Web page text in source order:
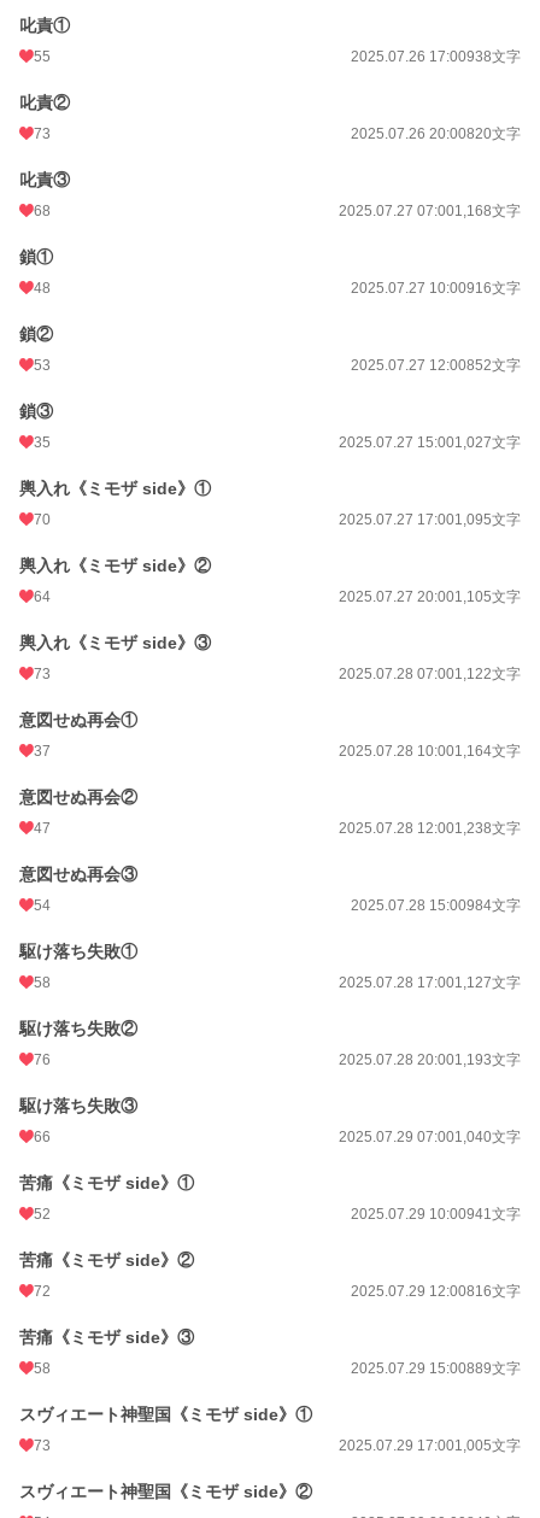
叱責①
55 2025.07.26 17:00938文字
叱責②
73 2025.07.26 20:00820文字
叱責③
68 2025.07.27 07:001,168文字
鎖①
48 2025.07.27 10:00916文字
鎖②
53 2025.07.27 12:00852文字
鎖③
35 2025.07.27 15:001,027文字
輿入れ《ミモザ side》①
70 2025.07.27 17:001,095文字
輿入れ《ミモザ side》②
64 2025.07.27 20:001,105文字
輿入れ《ミモザ side》③
73 2025.07.28 07:001,122文字
意図せぬ再会①
37 2025.07.28 10:001,164文字
意図せぬ再会②
47 2025.07.28 12:001,238文字
意図せぬ再会③
54 2025.07.28 15:00984文字
駆け落ち失敗①
58 2025.07.28 17:001,127文字
駆け落ち失敗②
76 2025.07.28 20:001,193文字
駆け落ち失敗③
66 2025.07.29 07:001,040文字
苦痛《ミモザ side》①
52 2025.07.29 10:00941文字
苦痛《ミモザ side》②
72 2025.07.29 12:00816文字
苦痛《ミモザ side》③
58 2025.07.29 15:00889文字
スヴィエート神聖国《ミモザ side》①
73 2025.07.29 17:001,005文字
スヴィエート神聖国《ミモザ side》②